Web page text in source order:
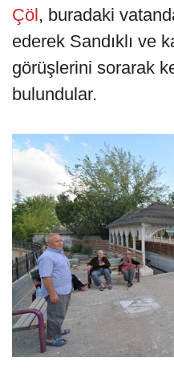
Çöl , buradaki
ederek Sandıklı ve
görüşlerini sorarak
bulundular.